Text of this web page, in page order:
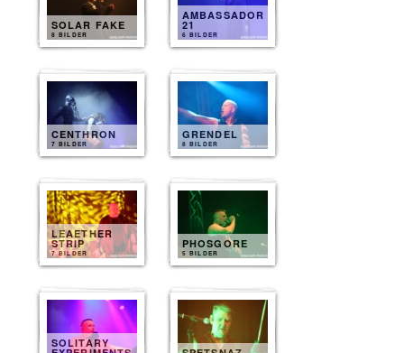
SOLAR FAKE
8 BILDER
AMBASSADOR
21
6 BILDER
CENTHRON
7 BILDER
GRENDEL
8 BILDER
LEAETHER
STRIP
7 BILDER
PHOSGORE
5 BILDER
SOLITARY